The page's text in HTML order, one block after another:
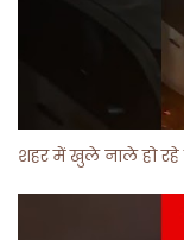
शहर में खुले नाले हो